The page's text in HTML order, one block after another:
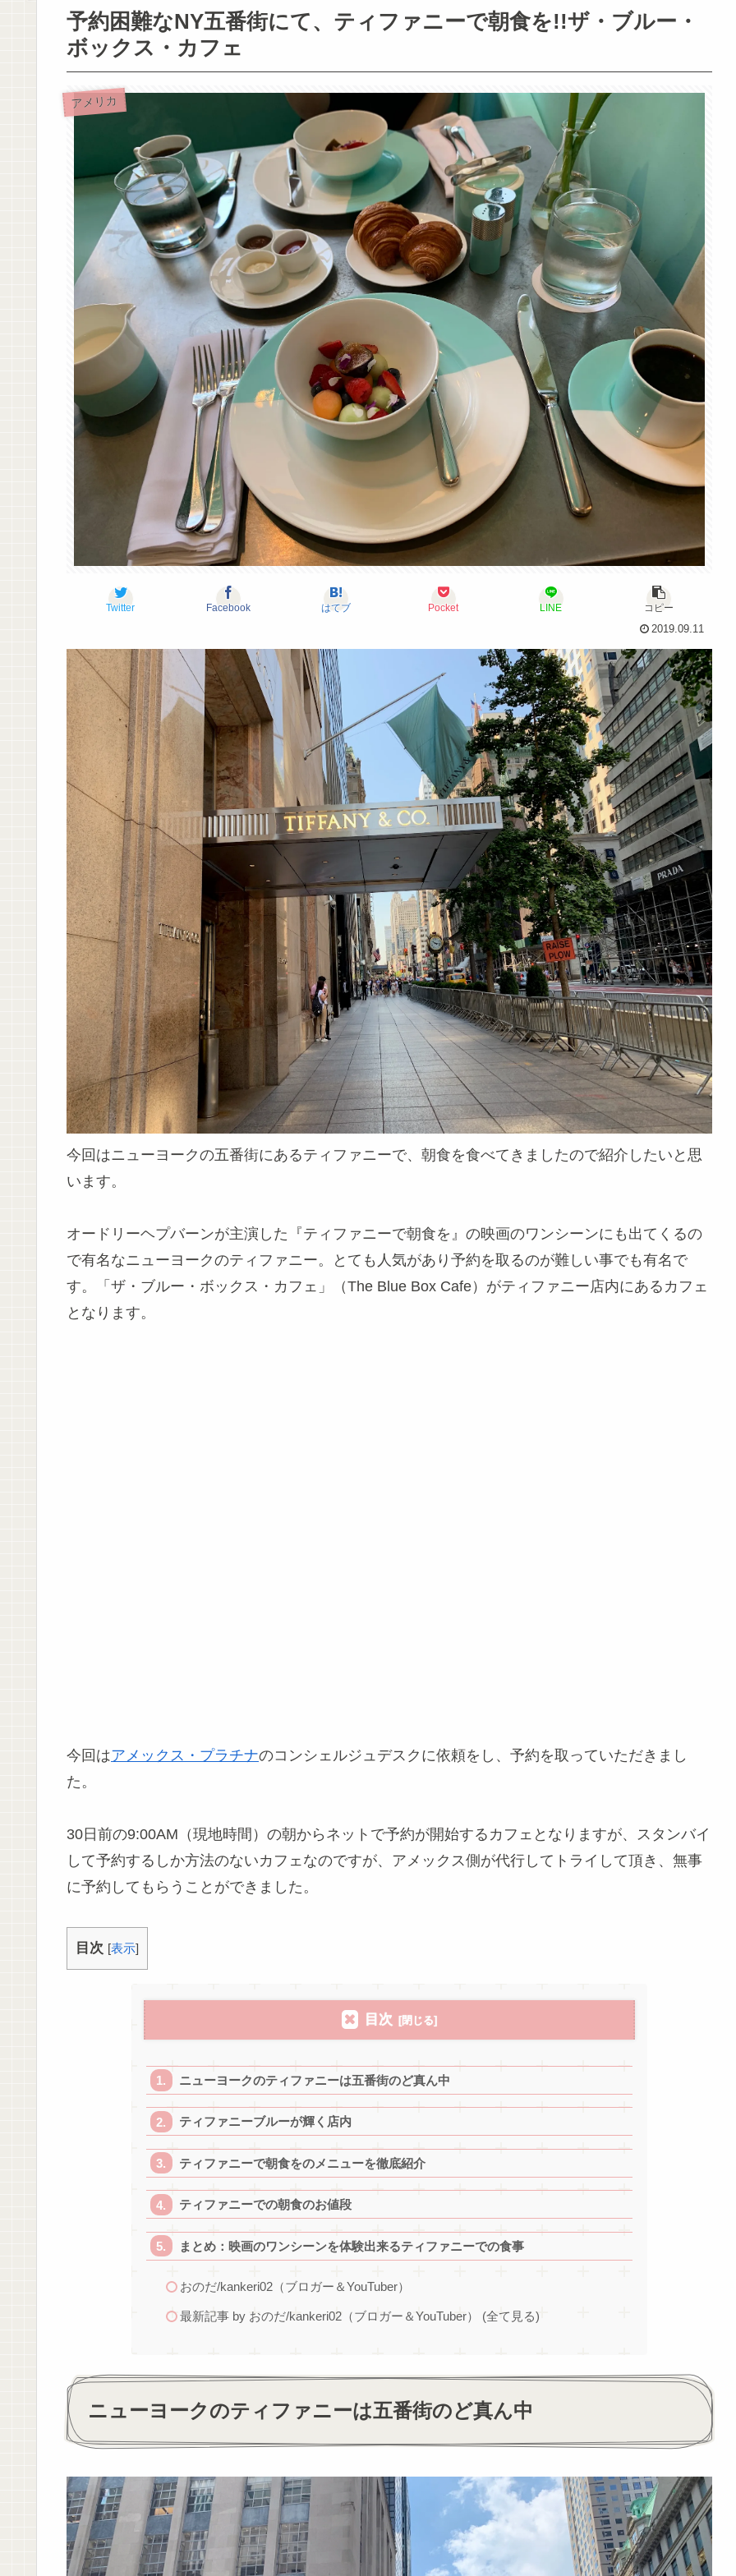
予約困難なNY五番街にて、ティファニーで朝食を!!ザ・ブルー・
ボックス・カフェ
アメリカ
Twitter Facebook はてブ Pocket LINE
コピー
2019.09.11
今回はニューヨークの五番街にあるティファニーで、朝食を食べてきましたので紹介したいと思
います。
オードリーヘプバーンが主演した『ティファニーで朝食を』の映画のワンシーンにも出てくるの
で有名なニューヨークのティファニー。とても人気があり予約を取るのが難しい事でも有名で
す。「ザ・ブルー・ボックス・カフェ」（The Blue Box Cafe）がティファニー店内にあるカフェ
となります。
今回はアメックス・プラチナのコンシェルジュデスクに依頼をし、予約を取っていただきまし
た。
30日前の9:00AM（現地時間）の朝からネットで予約が開始するカフェとなりますが、スタンバイ
して予約するしか方法のないカフェなのですが、アメックス側が代行してトライして頂き、無事
に予約してもらうことができました。
目次 [表示]
目次
ニューヨークのティファニーは五番街のど真ん中
ティファニーブルーが輝く店内
ティファニーで朝食をのメニューを徹底紹介
ティファニーでの朝食のお値段
まとめ：映画のワンシーンを体験出来るティファニーでの食事
おのだ/kankeri02（ブロガー＆YouTuber）
最新記事 by おのだ/kankeri02（ブロガー＆YouTuber） (全て見る)
ニューヨークのティファニーは五番街のど真ん中